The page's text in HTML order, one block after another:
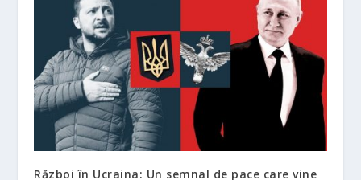
Război în Ucraina: Un semnal de pace care vine